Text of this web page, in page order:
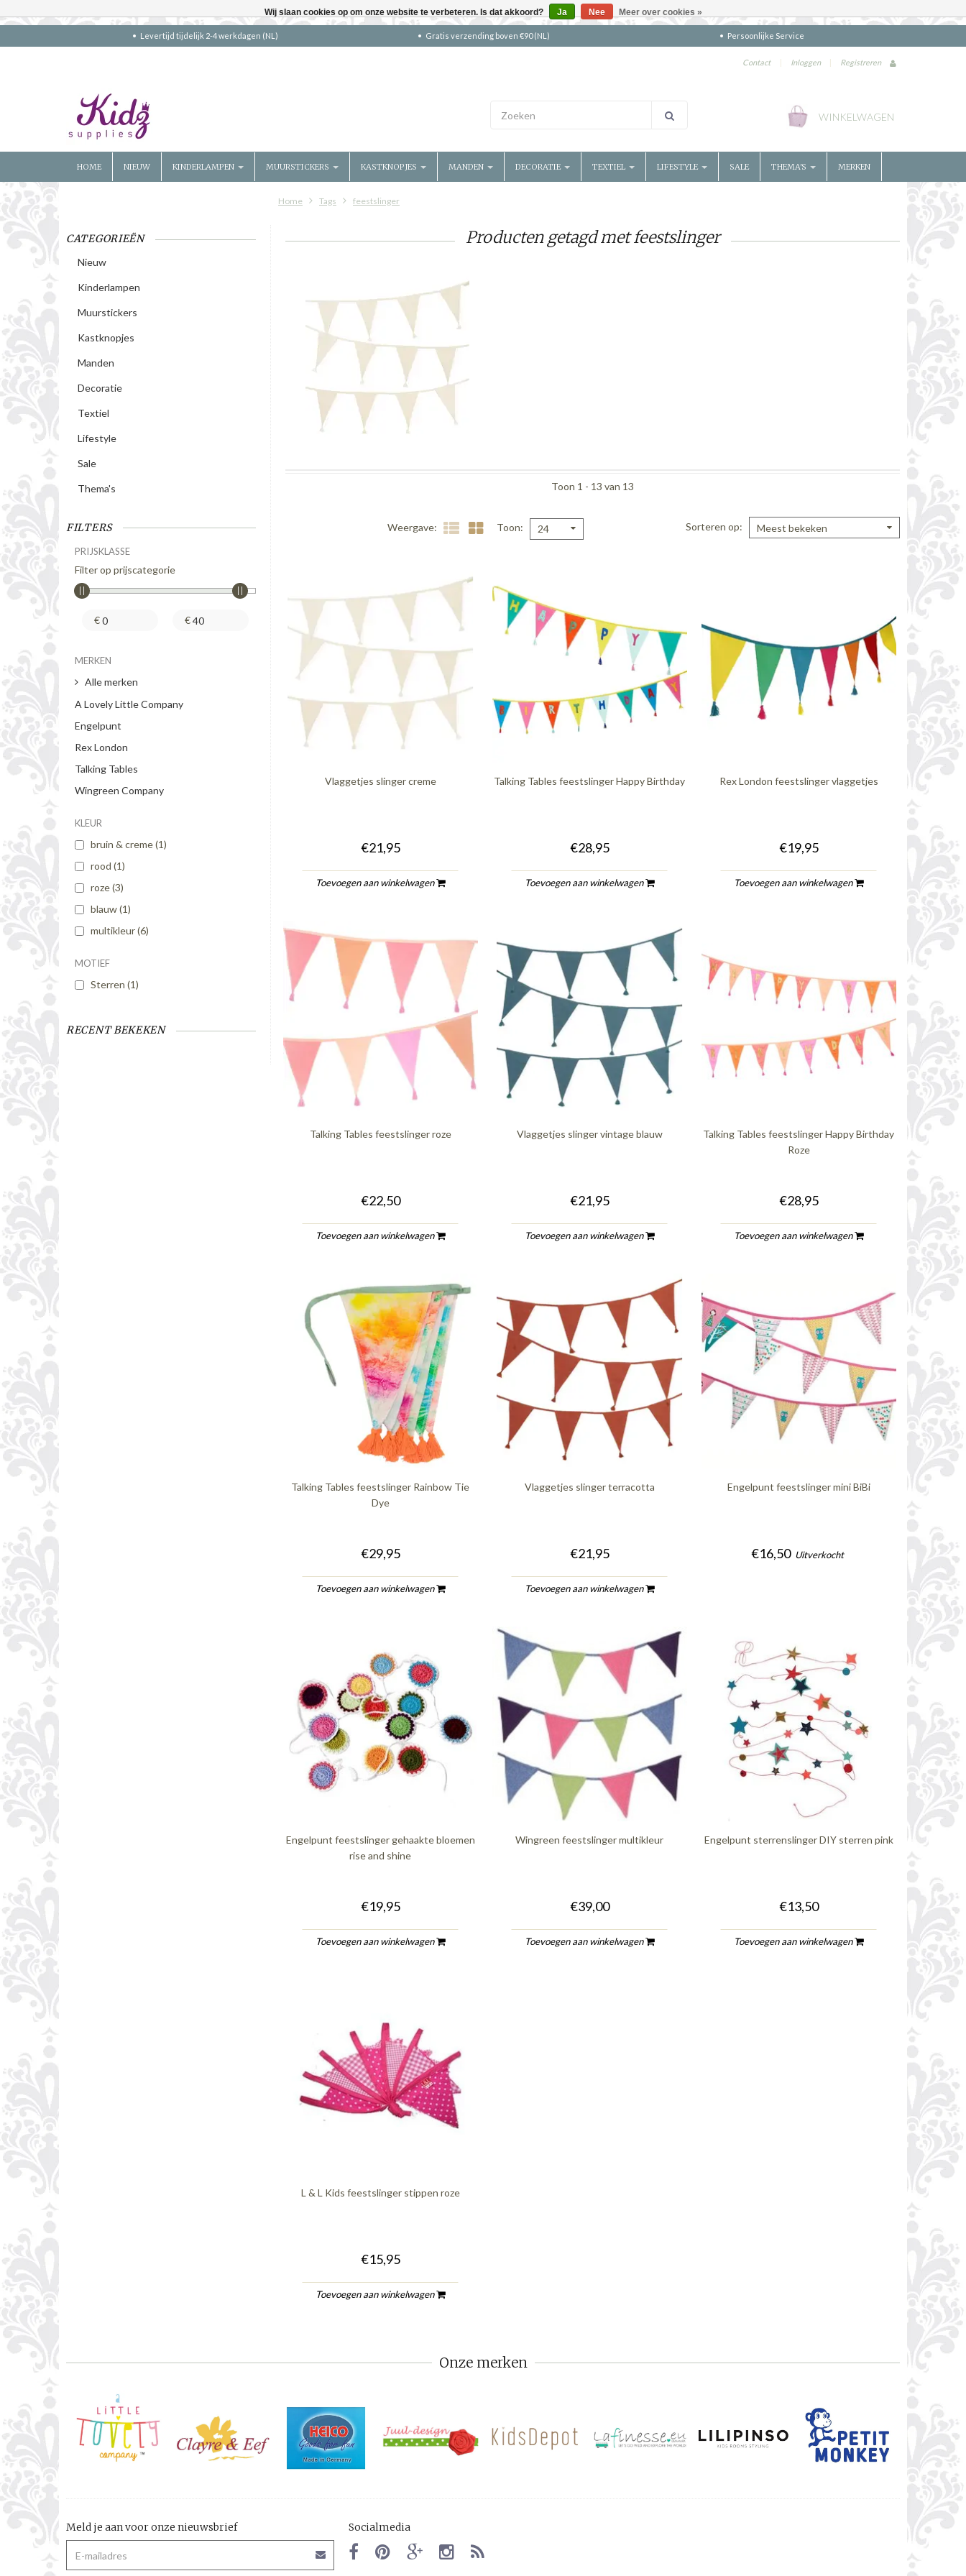
Levertijd tijdelijk 2-4 werkdagen (NL) Gratis verzending boven €90 (NL) Persoonlijke Service
Contact | Inloggen | Registreren
WINKELWAGEN
HOME NIEUW KINDERLAMPEN MUURSTICKERS KASTKNOPJES MANDEN DECORATIE TEXTIEL LIFESTYLE SALE THEMA'S MERKEN
Home Tags feestslinger
CATEGORIEËN
Nieuw
Kinderlampen
Muurstickers
Kastknopjes
Manden
Decoratie
Textiel
Lifestyle
Sale
Thema's
FILTERS
PRIJSKLASSE
Filter op prijscategorie
€ €
MERKEN
Alle merken
A Lovely Little Company
Engelpunt
Rex London
Talking Tables
Wingreen Company
KLEUR
bruin & creme(1)
rood (1)
roze(3)
blauw(1)
multikleur(6)
MOTIEF
Sterren (1)
RECENT BEKEKEN
Producten getagd met feestslinger
Toon 1 - 13 van 13
Weergave Toon 24 Sorteren op Meest bekeken
Vlaggetjes slinger creme
€21,95
Toevoegen aan winkelwagen
Talking Tables feestslinger Happy Birthday
€28,95
Toevoegen aan winkelwagen
Rex London feestslinger vlaggetjes
€19,95
Toevoegen aan winkelwagen
Talking Tables feestslinger roze
€22,50
Toevoegen aan winkelwagen
Vlaggetjes slinger vintage blauw
€21,95
Toevoegen aan winkelwagen
Talking Tables feestslinger Happy Birthday
Roze
€28,95
Toevoegen aan winkelwagen
Talking Tables feestslinger Rainbow Tie
Dye
€29,95
Toevoegen aan winkelwagen
Vlaggetjes slinger terracotta
€21,95
Toevoegen aan winkelwagen
Engelpunt feestslinger mini BiBi
€16,50 Uitverkocht
Engelpunt feestslinger gehaakte bloemen
rise and shine
€19,95
Toevoegen aan winkelwagen
Wingreen feestslinger multikleur
€39,00
Toevoegen aan winkelwagen
Engelpunt sterrenslinger DIY sterren pink
€13,50
Toevoegen aan winkelwagen
L & L Kids feestslinger stippen roze
€15,95
Toevoegen aan winkelwagen
Onze merken
Meld je aan voor onze nieuwsbrief Socialmedia
Wij slaan cookies op om onze website te verbeteren. Is dat akkoord? Ja Nee Meer over cookies »